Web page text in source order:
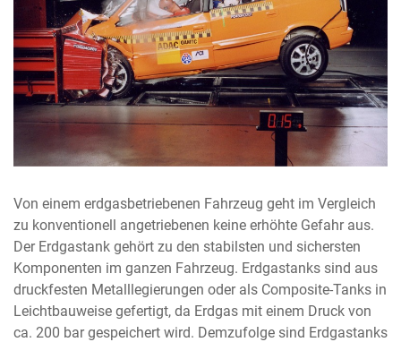
Von einem erdgasbetriebenen Fahrzeug geht im Vergleich
zu konventionell angetriebenen keine erhöhte Gefahr aus.
Der Erdgastank gehört zu den stabilsten und sichersten
Komponenten im ganzen Fahrzeug. Erdgastanks sind aus
druckfesten Metalllegierungen oder als Composite-Tanks in
Leichtbauweise gefertigt, da Erdgas mit einem Druck von
ca. 200 bar gespeichert wird. Demzufolge sind Erdgastanks